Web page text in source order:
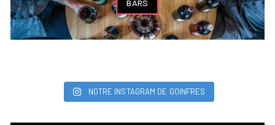
BARS
NOTRE INSTAGRAM DE GOINFRES